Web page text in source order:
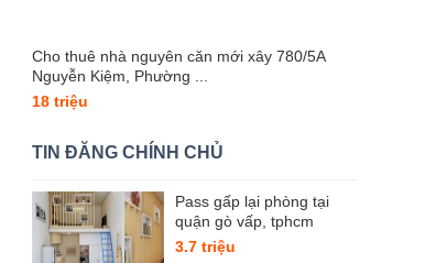
Cho thuê nhà nguyên căn mới xây 780/5A
Nguyễn Kiệm, Phường ...
18 triệu
TIN ĐĂNG CHÍNH CHỦ
Pass gấp lại phòng tại
quận gò vấp, tphcm
3.7 triệu